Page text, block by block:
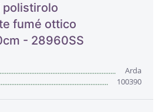
polistirolo
fumé ottico
- 28960SS
Arda
100390